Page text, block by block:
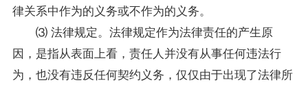
律关系中作为的义务或不作为的义务。
⑶ 法律规定。法律规定作为法律责任的产生原
因，是指从表面上看，责任人并没有从事任何违法行
为，也没有违反任何契约义务，仅仅由于出现了法律所